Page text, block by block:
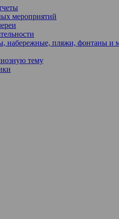
мероприятий
набережные, пляжи, фонтаны и
тему